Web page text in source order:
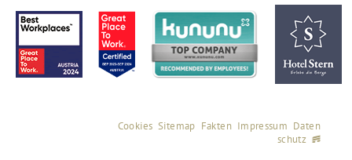
Cookies Sitemap Fakten Impressum Daten
schutz